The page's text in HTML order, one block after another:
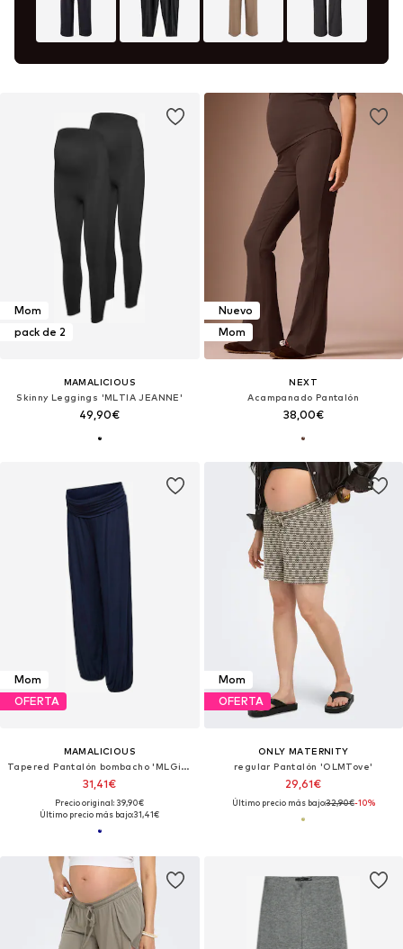
Mom
pack de 2
MAMALICIOUS
Skinny Leggings 'MLTIA JEANNE'
49,90€
Nuevo
Mom
NEXT
Acampanado Pantalón
38,00€
Mom
OFERTA
MAMALICIOUS
Tapered Pantalón bombacho 'MLGiovanna'
31,41€
Precio original: 39,90€
Último precio más bajo:31,41€
Mom
OFERTA
ONLY MATERNITY
regular Pantalón 'OLMTove'
29,61€
Último precio más bajo:32,90€-10%